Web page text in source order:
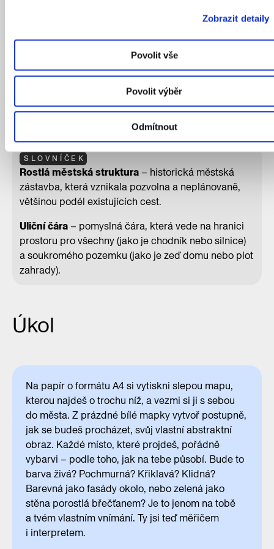
Zobrazit detaily
Povolit vše
Povolit výběr
Odmítnout
Jedno z mnoha domovních znamení. Co asi mohlo
symbolizovat?
SLOVNÍČEK
Rostlá městská struktura – historická městská
zástavba, která vznikala pozvolna a neplánovaně,
většinou podél existujících cest.
Uliční čára – pomyslná čára, která vede na hranici
prostoru pro všechny (jako je chodník nebo silnice)
a soukromého pozemku (jako je zeď domu nebo plot
zahrady).
Úkol
Na papír o formátu A4 si vytiskni slepou mapu,
kterou najdeš o trochu níž, a vezmi si ji s sebou
do města. Z prázdné bílé mapky vytvoř postupně,
jak se budeš procházet, svůj vlastní abstraktní
obraz. Každé místo, které projdeš, pořádně
vybarvi – podle toho, jak na tebe působí. Bude to
barva živá? Pochmurná? Křiklavá? Klidná?
Barevná jako fasády okolo, nebo zelená jako
stěna porostlá břečťanem? Je to jenom na tobě
a tvém vlastním vnímání. Ty jsi teď měřičem
i interpretem.